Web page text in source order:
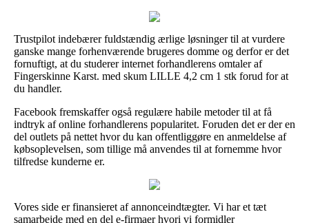
Trustpilot indebærer fuldstændig ærlige løsninger til at vurdere
ganske mange forhenværende brugeres domme og derfor er det
fornuftigt, at du studerer internet forhandlerens omtaler af
Fingerskinne Karst. med skum LILLE 4,2 cm 1 stk forud for at
du handler.
Facebook fremskaffer også regulære habile metoder til at få
indtryk af online forhandlerens popularitet. Foruden det er der en
del outlets på nettet hvor du kan offentliggøre en anmeldelse af
købsoplevelsen, som tillige må anvendes til at fornemme hvor
tilfredse kunderne er.
Vores side er finansieret af annonceindtægter. Vi har et tæt
samarbejde med en del e-firmaer hvori vi formidler